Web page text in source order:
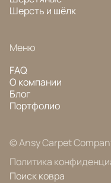
Шерсть и шёлк
Меню
FAQ
О компании
Блог
Портфолио
© Ansy Carpet
Политика
Поиск ковра